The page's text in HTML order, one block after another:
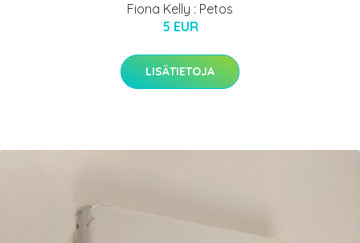
Fiona Kelly : Petos
5 EUR
LISÄTIETOJA